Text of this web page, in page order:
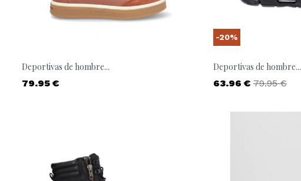
Deportivas de hombre...
Precio
79.95 €
Deportivas de hombre...
Precio
63.96 € Precio base
79.95 €
-20%